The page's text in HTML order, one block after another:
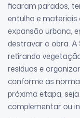
ficaram parados,
entulho e materiais
expansão urbana,
destravar a obra. A
retirando
resíduos e
conforme as
próxima etapa,
complementar ou